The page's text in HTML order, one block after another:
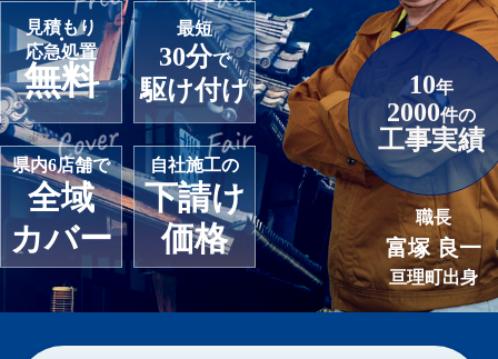
見積もり
・
応急処置
無料
最短
30分で
駆け付け
県内6店舗で
全域
カバー
自社施工の
下請け
価格
職長
富塚 良一
亘理町出身
10年
2000件の
工事実績